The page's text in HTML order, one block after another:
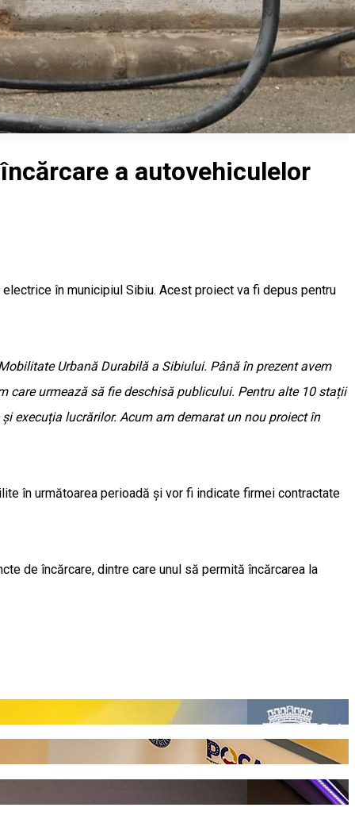
a autovehiculelor
în municipiul Sibiu. Acest proiect va fi depus pentru
Urbană Durabilă a Sibiului. Până în prezent avem
care urmează să fie deschisă publicului. Pentru alte 10 stații
execuția lucrărilor. Acum am demarat un nou proiect în
în următoarea perioadă și vor fi indicate firmei contractate
de încărcare, dintre care unul să permită încărcarea la